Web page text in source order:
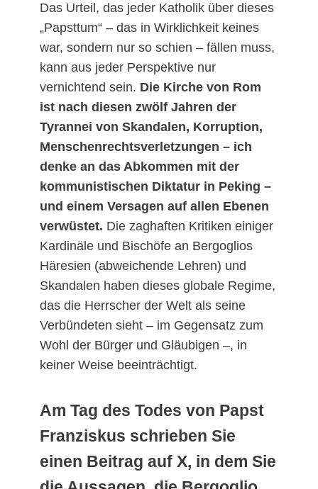
Das Urteil, das jeder Katholik über dieses
„Papsttum“ – das in Wirklichkeit keines
war, sondern nur so schien – fällen muss,
kann aus jeder Perspektive nur
vernichtend sein. Die Kirche von Rom
ist nach diesen zwölf Jahren der
Tyrannei von Skandalen, Korruption,
Menschenrechtsverletzungen – ich
denke an das Abkommen mit der
kommunistischen Diktatur in Peking –
und einem Versagen auf allen Ebenen
verwüstet. Die zaghaften Kritiken einiger
Kardinäle und Bischöfe an Bergoglios
Häresien (abweichende Lehren) und
Skandalen haben dieses globale Regime,
das die Herrscher der Welt als seine
Verbündeten sieht – im Gegensatz zum
Wohl der Bürger und Gläubigen –, in
keiner Weise beeinträchtigt.
Am Tag des Todes von Papst
Franziskus schrieben Sie
einen Beitrag auf X, in dem Sie